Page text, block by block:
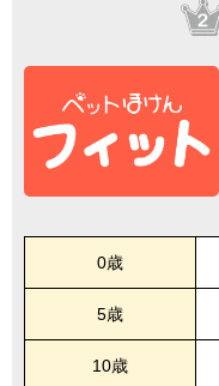
0歳
5歳
10歳